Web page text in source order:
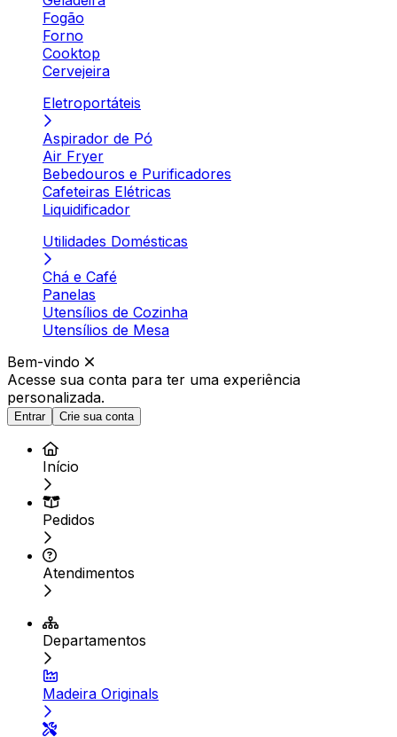
Fogão
Forno
Cooktop
Cervejeira
Eletroportáteis
Aspirador de Pó
Air Fryer
Bebedouros e Purificadores
Cafeteiras Elétricas
Liquidificador
Utilidades Domésticas
Chá e Café
Panelas
Utensílios de Cozinha
Utensílios de Mesa
Bem-vindo
Acesse sua conta para ter uma experiência
personalizada.
Entrar Crie sua conta
Início
Pedidos
Atendimentos
Departamentos
Madeira Originals